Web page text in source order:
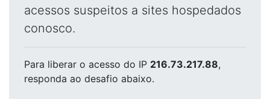
acessos suspeitos a sites hospedados
conosco.
Para liberar o acesso do IP 216.73.217.88,
responda ao desafio abaixo.